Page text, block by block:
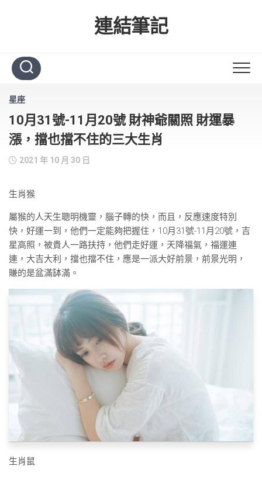
連結筆記
星座
10月31號-11月20號 財神爺關照 財運暴
漲，擋也擋不住的三大生肖
2021 年 10 月 30 日
生肖猴
屬猴的人天生聰明機靈，腦子轉的快，而且，反應速度特別
快，好運一到，他們一定能夠把握住，10月31號-11月20號，吉
星高照，被貴人一路扶持，他們走好運，天降福氣，福運連
連，大吉大利，擋也擋不住，應是一派大好前景，前景光明，
賺的是盆滿缽滿。
生肖鼠